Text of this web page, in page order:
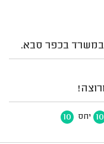
10 יחס 10